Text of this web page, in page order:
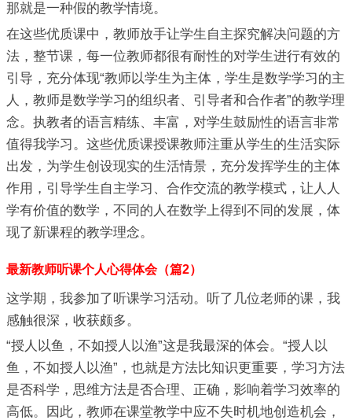
那就是一种假的教学情境。
在这些优质课中，教师放手让学生自主探究解决问题的方
法，整节课，每一位教师都很有耐性的对学生进行有效的
引导，充分体现“教师以学生为主体，学生是数学学习的主
人，教师是数学学习的组织者、引导者和合作者”的教学理
念。执教者的语言精练、丰富，对学生鼓励性的语言非常
值得我学习。这些优质课授课教师注重从学生的生活实际
出发，为学生创设现实的生活情景，充分发挥学生的主体
作用，引导学生自主学习、合作交流的教学模式，让人人
学有价值的数学，不同的人在数学上得到不同的发展，体
现了新课程的教学理念。
最新教师听课个人心得体会（篇2）
这学期，我参加了听课学习活动。听了几位老师的课，我
感触很深，收获颇多。
“授人以鱼，不如授人以渔”这是我最深的体会。“授人以
鱼，不如授人以渔”，也就是方法比知识更重要，学习方法
是否科学，思维方法是否合理、正确，影响着学习效率的
高低。因此，教师在课堂教学中应不失时机地创造机会，